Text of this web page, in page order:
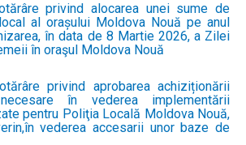
privind alocarea unei sume de
al orașului Moldova Nouă pe anul
în data de 8 Martie 2026, a Zilei
în oraşul Moldova Nouă
privind aprobarea achiziționării
în vederea implementării
pentru Poliţia Locală Moldova Nouă,
vederea accesarii unor baze de